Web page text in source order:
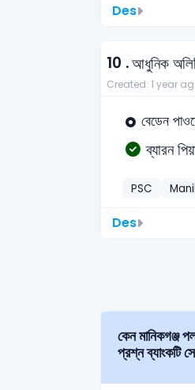
Des
10 .আধুনিক
Created: 1 year
বেডেন
ব্যারন
PSC
Des
কেন মানিকগঞ্জ পল্লী বিদ্যুৎ সমিতি — মিটার রিডার কাম
প্রশ্ন ব্যাংকটি